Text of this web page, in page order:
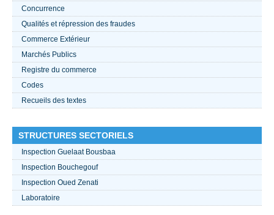
Concurrence
Qualités et répression des fraudes
Commerce Extérieur
Marchés Publics
Registre du commerce
Codes
Recueils des textes
STRUCTURES SECTORIELS
Inspection Guelaat Bousbaa
Inspection Bouchegouf
Inspection Oued Zenati
Laboratoire